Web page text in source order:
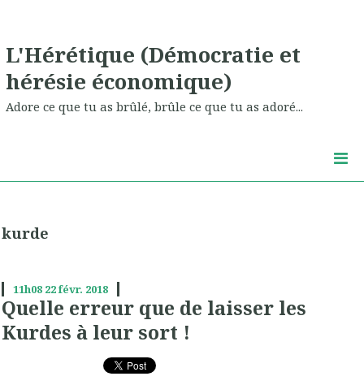
L'Hérétique (Démocratie et
hérésie économique)
Adore ce que tu as brûlé, brûle ce que tu as adoré...
kurde
11h08 22févr. 2018
Quelle erreur que de laisser les
Kurdes à leur sort !